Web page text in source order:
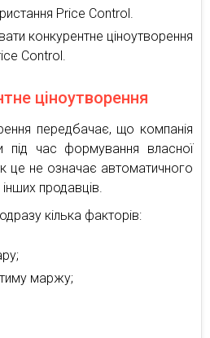
Price Control.
конкурентне ціноутворення
Control.
ціноутворення
передбачає, що компанія
під час формування власної
це не означає автоматичного
продавців.
кілька факторів:
маржу;